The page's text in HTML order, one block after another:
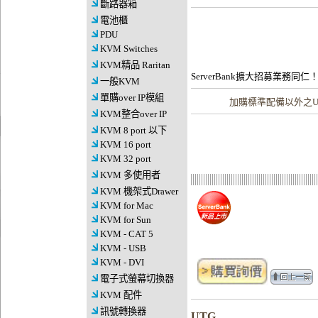
斷路器箱
電池櫃
PDU
KVM Switches
KVM精品 Raritan
一般KVM
單購over IP模組
KVM整合over IP
KVM 8 port 以下
KVM 16 port
KVM 32 port
KVM 多使用者
KVM 機架式Drawer
KVM for Mac
KVM for Sun
KVM - CAT 5
KVM - USB
KVM - DVI
電子式螢幕切換器
KVM 配件
訊號轉換器
ServerBank擴大招募業務同仁！
加購標準配備以外之